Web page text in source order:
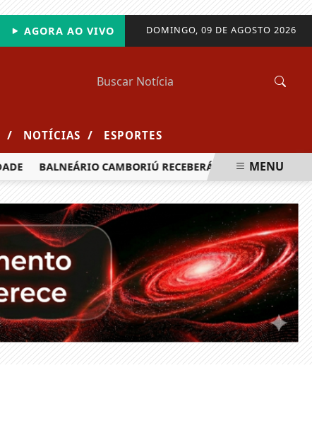
DOMINGO, 09 DE AGOSTO 2026
AGORA AO VIVO
/ NOTÍCIAS / ESPORTES
BALNEÁRIO CAMBORIÚ RECEBERÁ MAIS DE 120 MENU